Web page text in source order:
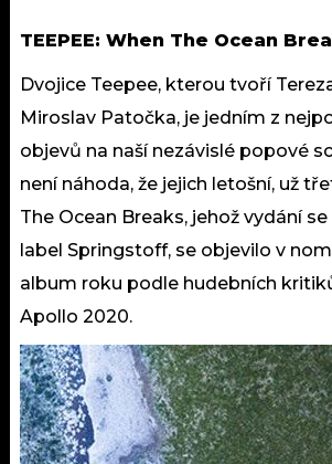
TEEPEE: When The Ocean
Dvojice Teepee, kterou tvoří
Miroslav Patočka, je jedním z
objevů na naší nezávislé popové
není náhoda, že jejich letošní, už
The Ocean Breaks, jehož vydání
label Springstoff, se objevilo v
album roku podle hudebních
Apollo 2020.